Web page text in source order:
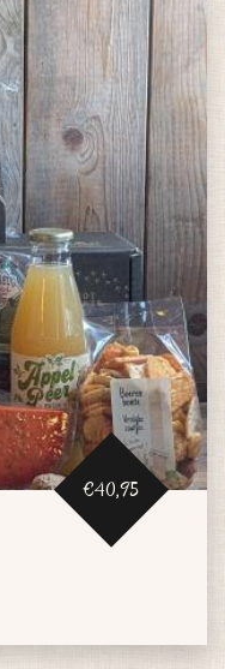
€40,95